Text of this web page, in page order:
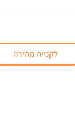
לקנייה מהירה